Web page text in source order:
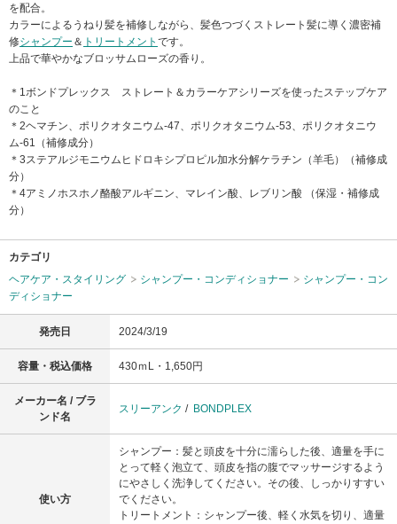
を配合。
カラーによるうねり髪を補修しながら、髪色つづくストレート髪に導く濃密補
修シャンプー ＆ トリートメント です。
上品で華やかなブロッサムローズの香り。
＊1ボンドプレックス ストレート＆カラーケアシリーズを使ったステップケア
のこと
＊2ヘマチン、ポリクオタニウム-47、ポリクオタニウム-53、ポリクオタニウ
ム-61（補修成分）
＊3ステアルジモニウムヒドロキシプロピル加水分解ケラチン（羊毛）（補修成
分）
＊4アミノホスホノ酪酸アルギニン、マレイン酸、レブリン酸 （保湿・補修成
分）
カテゴリ
ヘアケア・スタイリング
シャンプー・コンディショナー
シャンプー・コン
ディショナー
発売日 2024/3/19
容量・税込価格 430ｍL・1,650円
メーカー名 / ブラ
ンド名
スリーアンク / BONDPLEX
使い方
シャンプー：髪と頭皮を十分に濡らした後、適量を手に
とって軽く泡立て、頭皮を指の腹でマッサージするよう
にやさしく洗浄してください。その後、しっかりすすい
でください。
トリートメント：シャンプー後、軽く水気を切り、適量